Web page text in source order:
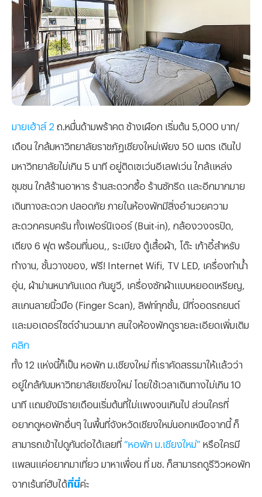
มายเฮ้าส์ 2 ถ.หมื่นด้ามพร้าคต ช้างเผือก เริ่มต้น 5,000 บาท/
เดือน ใกล้มหาวิทยาลัยราชภัฏเชียงใหม่เพียง 50 เมตร เดินไป
มหาวิทยาลัยไม่เกิน 5 นาที อยู่ติดเซเว่นอีเลฟเว่น ใกล้แหล่ง
ชุมชน ใกล้ร้านอาหาร ร้านสะดวกซื้อ ร้านซักรีด และอีกมากมาย
เดินทางสะดวก ปลอดภัย ภายในห้องพักมีสิ่งอำนวยความ
สะดวกครบครัน ทั้งเฟอร์นิเจอร์ (Buit-in), กล้องวงจรปิด,
เตียง 6 ฟุต พร้อมที่นอน,, ระเบียง ตู้เสื้อผ้า, โต๊ะ เก้าอี้สำหรับ
ทำงาน, ชั้นวางของ, ฟรี! Internet Wifi, TV LED, เครื่องทำน้ำ
อุ่น, ผ้าม่านหนากันแดด กันยูวี, เครื่องซักผ้าแบบหยอดเหรียญ,
สแกนลายนิ้วมือ (Finger Scan), ลิฟท์ทุกชั้น, มีที่จอดรถยนต์
และมอเตอร์ไซต์จำนวนมาก สนใจห้องพักดูรายละเอียดเพิ่มเติม
คลิก
ทั้ง 12 แห่งนี้ก็เป็น หอพัก ม.เชียงใหม่ ที่เราคัดสรรมาให้แล้วว่า
อยู่ใกล้กับมหาวิทยาลัยเชียงใหม่ โดยใช้เวลาเดินทางไม่เกิน 10
นาที แถมยังมีรายเดือนเริ่มต้นที่ไม่แพงจนเกินไป ส่วนใครที่
อยากดูหอพักอื่นๆ ในพื้นที่จังหวัดเชียงใหม่นอกเหนือจากนี้ ก็
สามารถเข้าไปดูกันต่อได้เลยที่ “หอพัก ม.เชียงใหม่” หรือใครมี
แพลนแค่อยากมาเที่ยว มาหาเพื่อน ที่ มช. ก็สามารถดูรีวิวหอพัก
จากเร้นท์ฮับได้ที่นี่ค่ะ